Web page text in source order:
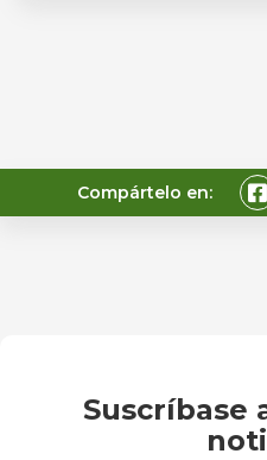
Compártelo en:
Suscríbase